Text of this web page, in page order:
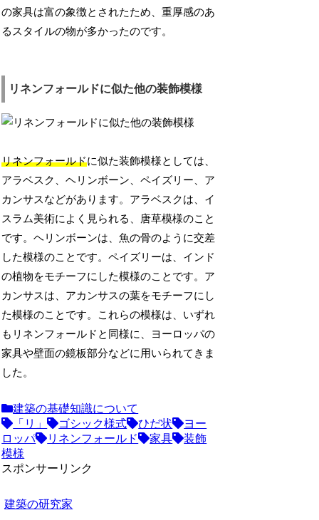
の家具は富の象徴とされたため、重厚感のあ
るスタイルの物が多かったのです。
リネンフォールドに似た他の装飾模様
リネンフォールドに似た装飾模様としては、
アラベスク、ヘリンボーン、ペイズリー、ア
カンサスなどがあります。アラベスクは、イ
スラム美術によく見られる、唐草模様のこと
です。ヘリンボーンは、魚の骨のように交差
した模様のことです。ペイズリーは、インド
の植物をモチーフにした模様のことです。ア
カンサスは、アカンサスの葉をモチーフにし
た模様のことです。これらの模様は、いずれ
もリネンフォールドと同様に、ヨーロッパの
家具や壁面の鏡板部分などに用いられてきま
した。
建築の基礎知識について
「リ」
ゴシック様式 ひだ状
ヨー
ロッパ
リネンフォールド 家具
装飾
模様
スポンサーリンク
建築の研究家